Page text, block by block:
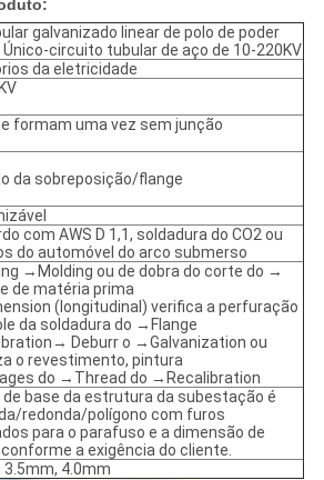
galvanizado linear de polo de poder
Único-circuito tubular de aço de 10-220KV
da eletricidade
formam uma vez sem junção
da sobreposição/flange
com AWS D 1,1, soldadura do CO2 ou
do automóvel do arco submerso
→Molding ou de dobra do corte do →
de matéria prima
(longitudinal) verifica a perfuração
da soldadura do →Flange
Deburr o →Galvanization ou
o revestimento, pintura
do →Thread do →Recalibration
de base da estrutura da subestação é
redonda/polígono com furos
para o parafuso e a dimensão de
a exigência do cliente.
3.5mm, 4.0mm